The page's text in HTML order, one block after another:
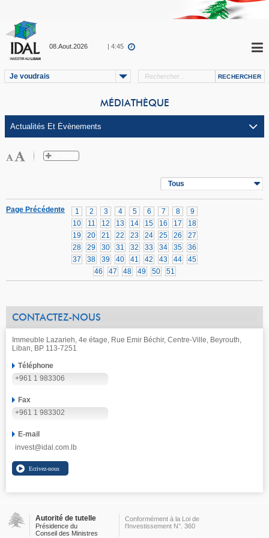
08.Aout.2026 | 4:45
Je voudrais
MÉDIATHÈQUE
Tous
1 2 3 4 5 6 7 8
9
10
11 12 13 14 15 16 17
18
19
20 21 22 23 24 25 26
27
28
29 30 31 32 33 34 35
36
37
38 39 40 41 42 43 44
45
46
47 48 49 50 51
Page Précédente
CONTACTEZ-NOUS
Immeuble Lazarieh, 4e étage, Rue Emir Béchir, Centre-Ville, Beyrouth,
Liban, BP 113-7251
Téléphone
+961 1 983306
Fax
+961 1 983302
E-mail
invest@idal.com.lb
Autorité de tutelle
Présidence du
Conseil des Ministres
Conformément à la Loi de
l'Investissement N°. 360